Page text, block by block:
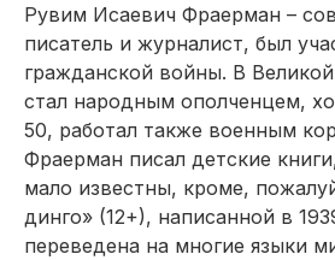
Рувим Исаевич Фраерман –
писатель и журналист, был
гражданской войны. В
стал народным ополченцем,
50, работал также военным
Фраерман писал детские
мало известны, кроме,
динго» (12+), написанной в
переведена на многие языки